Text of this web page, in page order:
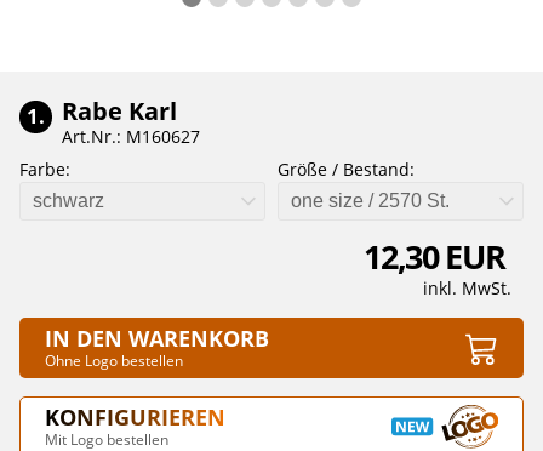
1. Rabe Karl
Art.Nr.: M160627
Farbe:
schwarz
Größe / Bestand:
one size / 2570 St.
12,30 EUR
inkl. MwSt.
IN DEN WARENKORB
Ohne Logo bestellen
KONFIGURIEREN
Mit Logo bestellen